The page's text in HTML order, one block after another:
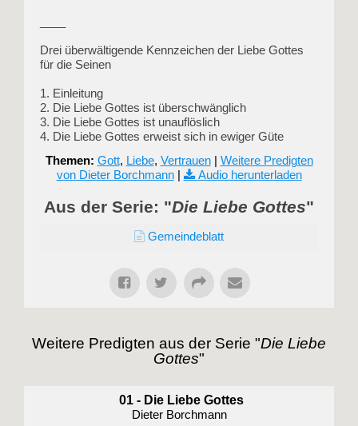
Drei überwältigende Kennzeichen der Liebe Gottes
für die Seinen
1. Einleitung
2. Die Liebe Gottes ist überschwänglich
3. Die Liebe Gottes ist unauflöslich
4. Die Liebe Gottes erweist sich in ewiger Güte
Themen: Gott, Liebe, Vertrauen| Weitere Predigten
von Dieter Borchmann| Audio herunterladen
Aus der Serie: "Die Liebe Gottes"
Gemeindeblatt
Weitere Predigten aus der Serie "Die Liebe
Gottes"
01 - Die Liebe Gottes
Dieter Borchmann